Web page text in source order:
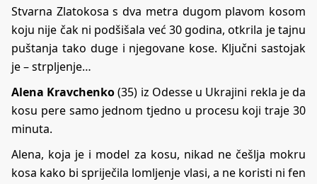
Stvarna Zlatokosa s dva metra dugom plavom kosom
koju nije čak ni podšišala već 30 godina, otkrila je tajnu
puštanja tako duge i njegovane kose. Ključni sastojak
je – strpljenje…
Alena Kravchenko(35) iz Odesse u Ukrajini rekla je da
kosu pere samo jednom tjedno u procesu koji traje 30
minuta.
Alena, koja je i model za kosu, nikad ne češlja mokru
kosa kako bi spriječila lomljenje vlasi, a ne koristi ni fen